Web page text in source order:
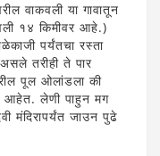
वाकवली या गावातून
१४ किमीवर आहे.)
पर्यंतचा रस्ता
तरीही ते पार
पूल ओलांडला की
आहेत. लेणी पाहुन मग
मंदिरापर्यंत जाउन पुढे